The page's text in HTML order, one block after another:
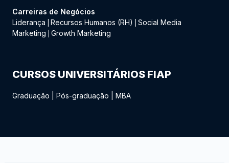
Carreiras de Negócios
Liderança
Recursos Humanos (RH)
Social Media
Marketing
Growth Marketing
CURSOS UNIVERSITÁRIOS FIAP
Graduação Pós-graduação MBA